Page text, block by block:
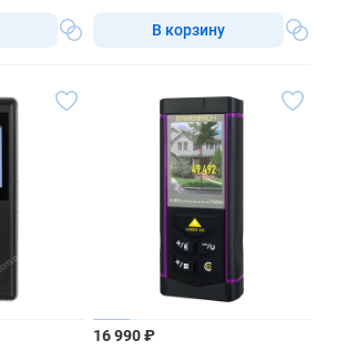
В корзину
16 990 ₽